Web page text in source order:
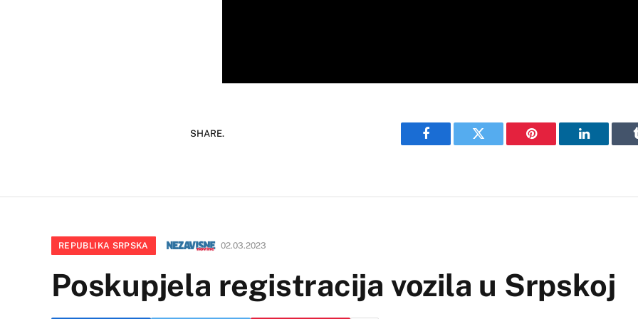
SHARE.
Facebook Twitter Pinterest LinkedIn
REPUBLIKA SRPSKA 02.03.2023
Poskupjela registracija vozila u Srpskoj